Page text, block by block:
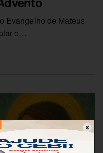
Evangelho de Mateus
o…